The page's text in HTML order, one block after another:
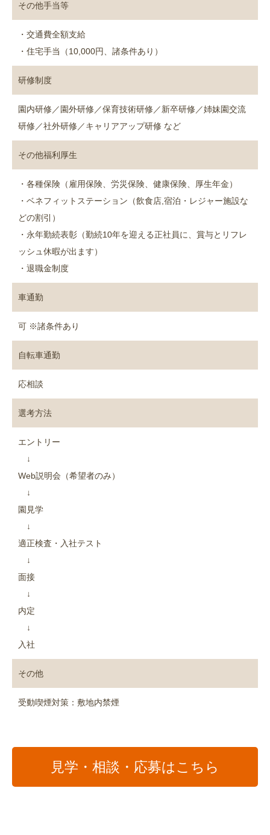
その他手当等
・交通費全額支給
・住宅手当（10,000円、諸条件あり）
研修制度
園内研修／園外研修／保育技術研修／新卒研修／姉妹園交流
研修／社外研修／キャリアアップ研修 など
その他福利厚生
・各種保険（雇用保険、労災保険、健康保険、厚生年金）
・ベネフィットステーション（飲食店,宿泊・レジャー施設な
どの割引）
・永年勤続表彰（勤続10年を迎える正社員に、賞与とリフレ
ッシュ休暇が出ます）
・退職金制度
車通勤
可 ※諸条件あり
自転車通勤
応相談
選考方法
エントリー
↓
Web説明会（希望者のみ）
↓
園見学
↓
適正検査・入社テスト
↓
面接
↓
内定
↓
入社
その他
受動喫煙対策：敷地内禁煙
見学・相談・応募はこちら